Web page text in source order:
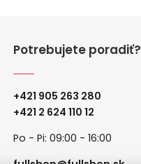
Potrebujete poradiť?
+421 905 263 280
+421 2 624 110 12
Po - Pi: 09:00 - 16:00